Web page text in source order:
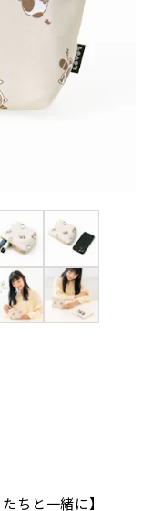
ちと一緒に】